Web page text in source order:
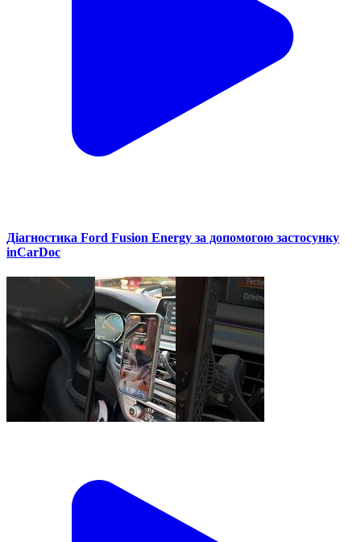
Діагностика Ford Fusion Energy за допомогою застосунку
inCarDoc